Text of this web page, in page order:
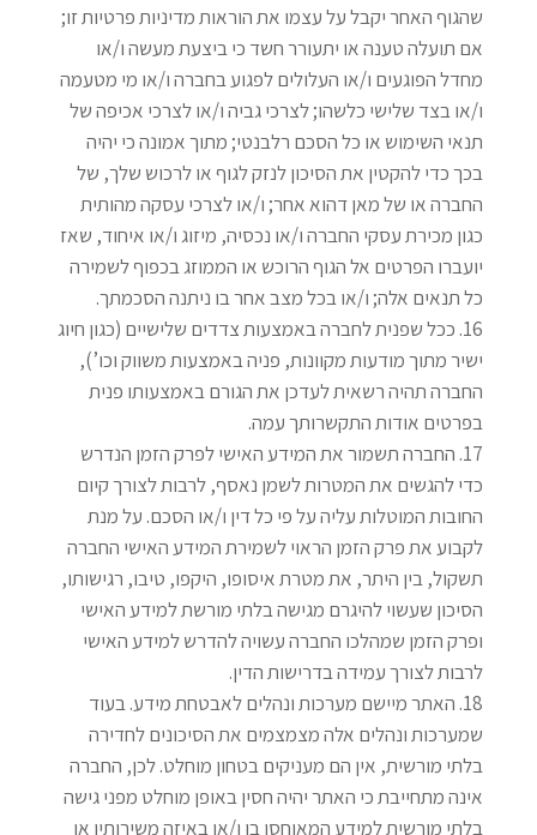
שהגוף האחר יקבל על עצמו את הוראות מדיניות פרטיות זו;
אם תועלה טענה או יתעורר חשד כי ביצעת מעשה ו/או
מחדל הפוגעים ו/או העלולים לפגוע בחברה ו/או מי מטעמה
ו/או בצד שלישי כלשהו; לצרכי גביה ו/או לצרכי אכיפה של
תנאי השימוש או כל הסכם רלבנטי; מתוך אמונה כי יהיה
בכך כדי להקטין את הסיכון לנזק לגוף או לרכוש שלך, של
החברה או של מאן דהוא אחר; ו/או לצרכי עסקה מהותית
כגון מכירת עסקי החברה ו/או נכסיה, מיזוג ו/או איחוד, שאז
יועברו הפרטים אל הגוף הרוכש או הממוזג בכפוף לשמירה
כל תנאים אלה; ו/או בכל מצב אחר בו ניתנה הסכמתך.
ככל שפנית לחברה באמצעות צדדים שלישיים (כגון חיוג
ישיר מתוך מודעות מקוונות, פניה באמצעות משווק וכו’),
החברה תהיה רשאית לעדכן את הגורם באמצעותו פנית
בפרטים אודות התקשרותך עמה.
החברה תשמור את המידע האישי לפרק הזמן הנדרש
כדי להגשים את המטרות לשמן נאסף, לרבות לצורך קיום
החובות המוטלות עליה על פי כל דין ו/או הסכם. על מנת
לקבוע את פרק הזמן הראוי לשמירת המידע האישי החברה
תשקול, בין היתר, את מטרת איסופו, היקפו, טיבו, רגישותו,
הסיכון שעשוי להיגרם מגישה בלתי מורשת למידע האישי
ופרק הזמן שמהלכו החברה עשויה להדרש למידע האישי
לרבות לצורך עמידה בדרישות הדין.
האתר מיישם מערכות ונהלים לאבטחת מידע. בעוד
שמערכות ונהלים אלה מצמצמים את הסיכונים לחדירה
בלתי מורשית, אין הם מעניקים בטחון מוחלט. לכן, החברה
אינה מתחייבת כי האתר יהיה חסין באופן מוחלט מפני גישה
בלתי מורשית למידע המאוחסן בו ו/או באיזה משירותיו או